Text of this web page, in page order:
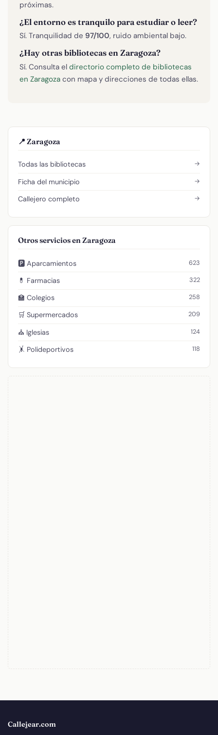
próximas.
¿El entorno es tranquilo para estudiar o leer?
Sí. Tranquilidad de 97/100, ruido ambiental bajo.
¿Hay otras bibliotecas en Zaragoza?
Sí. Consulta el directorio completo de bibliotecas
en Zaragoza con mapa y direcciones de todas ellas.
📍 Zaragoza
Todas las bibliotecas →
Ficha del municipio →
Callejero completo →
Otros servicios en Zaragoza
🅿️ Aparcamientos 623
💊 Farmacias 322
🏫 Colegios 258
🛒 Supermercados 209
⛪ Iglesias 124
🤸 Polideportivos 118
Callejear.com